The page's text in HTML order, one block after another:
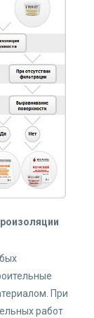
При
работ